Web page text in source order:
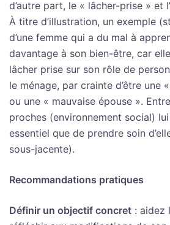
d’autre part, le « lâcher-prise » et
À titre d’illustration, un exemple
d’une femme qui a du mal à
davantage à son bien-être, car
lâcher prise sur son rôle de
le ménage, par crainte d’être une
ou une « mauvaise épouse ».
proches (environnement social)
essentiel que de prendre soin
sous-jacente).
Recommandations pratiques
Définir un objectif concret : aidez